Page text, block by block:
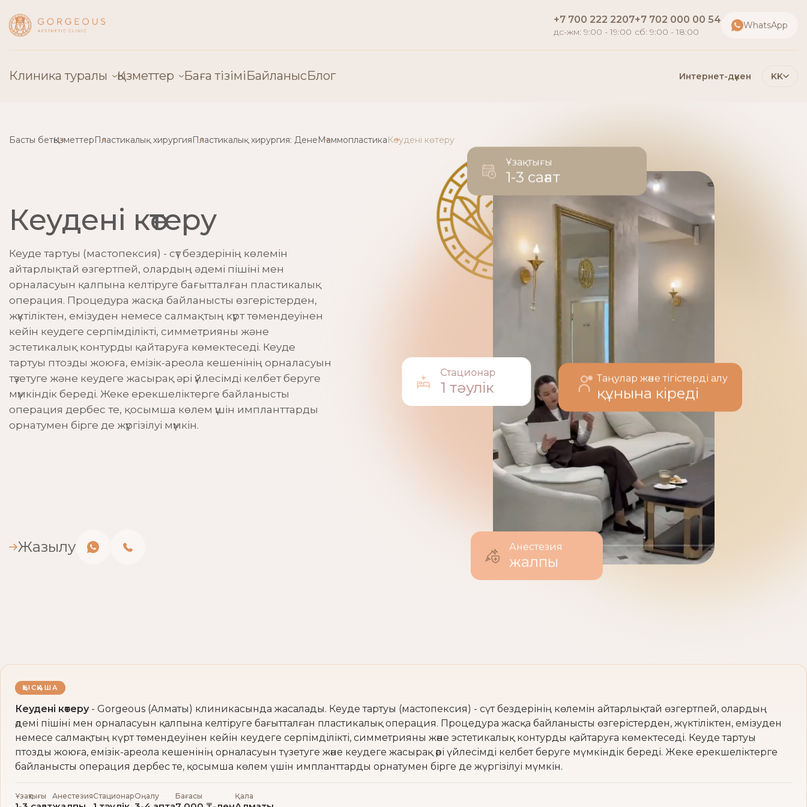
+7 700 222 2207
дс-жм: 9:00 - 19:00
+7 702 000 00 54
сб: 9:00 - 18:00
WhatsApp
Клиника туралы
Клиника туралы
Пікірлер
Байланыс
Қызметтер
Пластикалық хирургия
Балалар хирургиясы
Трихология
Күтім процедуралары
Пирсинг
«Пластикалық хирургия» бөлімі
Пластикалық хирургия: Бет
Пластикалық хирургия: Дене
Баға тізіміБайланысБлог Интернет-дүкен KK
Басты бетҚызметтерПластикалық хирургияПластикалық хирургия: ДенеМаммопластикаКеудені көтеру
Кеудені көтеру
Кеуде тартуы (мастопексия) - сүт бездерінің көлемін
айтарлықтай өзгертпей, олардың әдемі пішіні мен
орналасуын қалпына келтіруге бағытталған пластикалық
операция. Процедура жасқа байланысты өзгерістерден,
жүктіліктен, емізуден немесе салмақтың күрт төмендеуінен
кейін кеудеге серпімділікті, симметрияны және
эстетикалық контурды қайтаруға көмектеседі. Кеуде
тартуы птозды жоюға, емізік-ареола кешенінің орналасуын
түзетуге және кеудеге жасырақ әрі үйлесімді келбет беруге
мүмкіндік береді. Жеке ерекшеліктерге байланысты
операция дербес те, қосымша көлем үшін импланттарды
орнатумен бірге де жүргізілуі мүмкін.
Жазылу
Ұзақтығы
1-3 сағат
Стационар
1 тәулік
жалпы
Таңулар және тігістерді алу
құнына кіреді
ҚЫСҚАША
Кеудені көтеру- Gorgeous (Алматы) клиникасында жасалады. Кеуде тартуы (мастопексия) - сүт бездерінің көлемін айтарлықтай өзгертпей, олардың
әдемі пішіні мен орналасуын қалпына келтіруге бағытталған пластикалық операция. Процедура жасқа байланысты өзгерістерден, жүктіліктен, емізуден
немесе салмақтың күрт төмендеуінен кейін кеудеге серпімділікті, симметрияны және эстетикалық контурды қайтаруға көмектеседі. Кеуде тартуы
птозды жоюға, емізік-ареола кешенінің орналасуын түзетуге және кеудеге жасырақ әрі үйлесімді келбет беруге мүмкіндік береді. Жеке ерекшеліктерге
байланысты операция дербес те, қосымша көлем үшін импланттарды орнатумен бірге де жүргізілуі мүмкін.
Ұзақтығы АнестезияСтационарОңалу Бағасы Қала